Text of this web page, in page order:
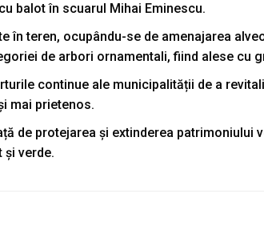
balot în scuarul Mihai Eminescu.
în teren, ocupându-se de amenajarea
de arbori ornamentali, fiind alese cu
continue ale municipalității de a
mai prietenos.
de protejarea și extinderea
și verde.